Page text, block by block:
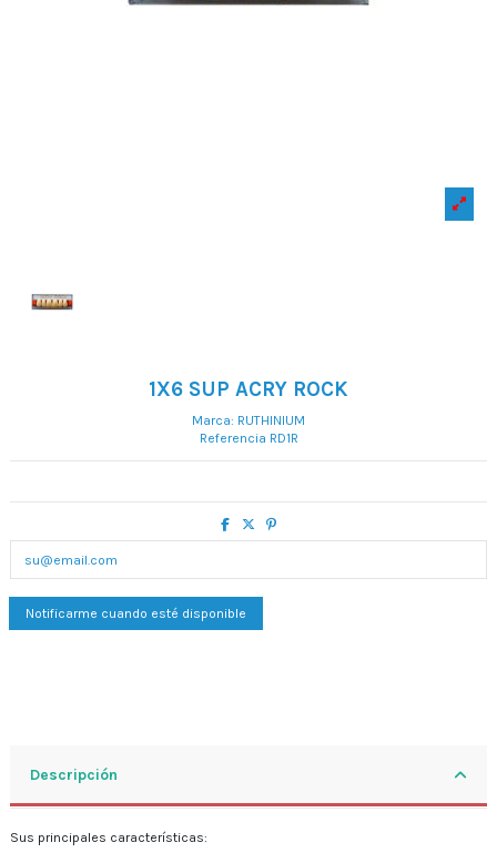
1X6 SUP ACRY ROCK
Marca: RUTHINIUM
Referencia RD1R
Descripción
Sus principales características: